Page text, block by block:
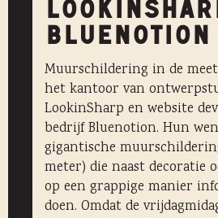
BLUENOTION
Muurschildering in de
het kantoor van
LookinSharp en website
bedrijf Bluenotion. Hun
gigantische
meter) die naast decoratie
op een grappige manier
doen. Omdat de